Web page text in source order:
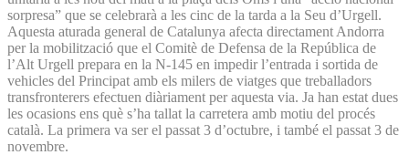
sorpresa” que se celebrarà a les cinc de la tarda a la Seu d’Urgell.
Aquesta aturada general de Catalunya afecta directament Andorra
per la mobilització que el Comitè de Defensa de la República de
l’Alt Urgell prepara en la N-145 en impedir l’entrada i sortida de
vehicles del Principat amb els milers de viatges que treballadors
transfronterers efectuen diàriament per aquesta via. Ja han estat dues
les ocasions ens què s’ha tallat la carretera amb motiu del procés
català. La primera va ser el passat 3 d’octubre, i també el passat 3 de
novembre.